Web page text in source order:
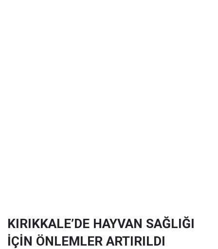
KIRIKKALE’DE HAYVAN SAĞLIĞI
İÇİN ÖNLEMLER ARTIRILDI